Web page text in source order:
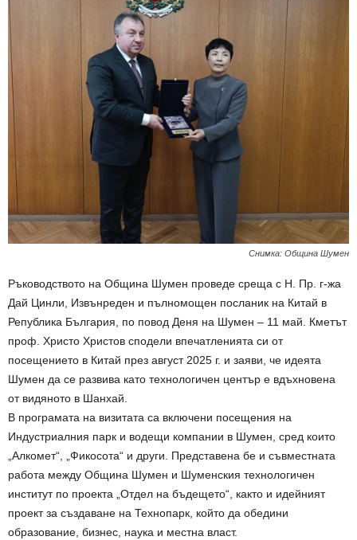
Снимка: Община Шумен
Ръководството на Община Шумен проведе среща с Н. Пр. г-жа
Дай Цинли, Извънреден и пълномощен посланик на Китай в
Република България, по повод Деня на Шумен – 11 май. Кметът
проф. Христо Христов сподели впечатленията си от
посещението в Китай през август 2025 г. и заяви, че идеята
Шумен да се развива като технологичен център е вдъхновена
от видяното в Шанхай.
В програмата на визитата са включени посещения на
Индустриалния парк и водещи компании в Шумен, сред които
„Алкомет“, „Фикосота“ и други. Представена бе и съвместната
работа между Община Шумен и Шуменския технологичен
институт по проекта „Отдел на бъдещето“, както и идейният
проект за създаване на Технопарк, който да обедини
образование, бизнес, наука и местна власт.